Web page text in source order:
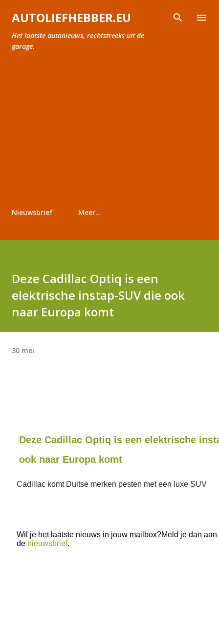
Doorgaan naar hoofdcontent
AUTOLIEFHEBBER.EU
Het laatste autonieuws, rechtstreeks uit de
garage.
Nieuwsbrief Meer…
Deze Cadillac Optiq is een
elektrische instap-SUV die ook
naar Europa komt
30 mei
Deze Cadillac Optiq is een elektrische
ook naar Europa komt
Cadillac komt Duitse merken pesten met een luxe SUV
Wil je het laatste nieuws in jouw mailbox?Meld je dan aan
de nieuwsbrief.